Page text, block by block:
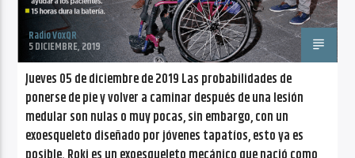
Radio VoxQR
5 DICIEMBRE, 2019
Jueves 05 de diciembre de 2019 Las probabilidades de
ponerse de pie y volver a caminar después de una lesión
medular son nulas o muy pocas, sin embargo, con un
exoesqueleto diseñado por jóvenes tapatíos, esto ya es